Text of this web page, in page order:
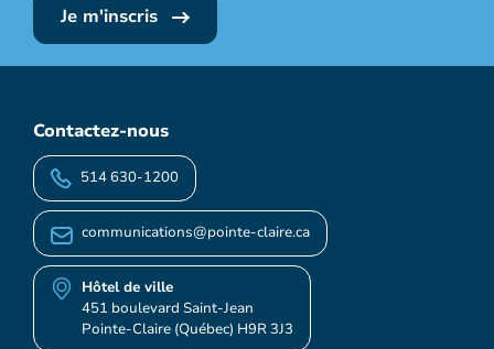
Je m'inscris
Contactez-nous
514 630-1200
communications@pointe-claire.ca
Hôtel de ville
451 boulevard Saint-Jean
Pointe-Claire (Québec) H9R 3J3